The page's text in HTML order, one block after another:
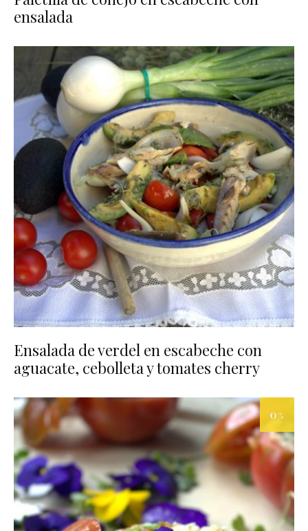
ensalada
Ensalada de verdel en escabeche con
aguacate, cebolleta y tomates cherry
0 %